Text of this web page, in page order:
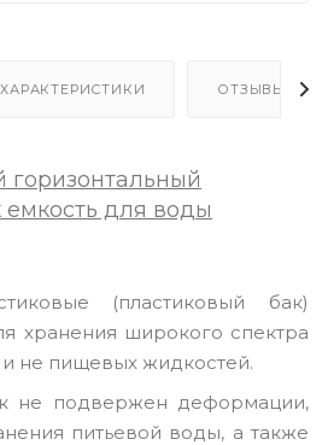
ХАРАКТЕРИСТИКИ ОТЗЫВЫ
для воды
(пластиковый бак)
хранения широкого спектра
и не пищевых жидкостей.
не подвержен деформации,
питьевой воды, а также